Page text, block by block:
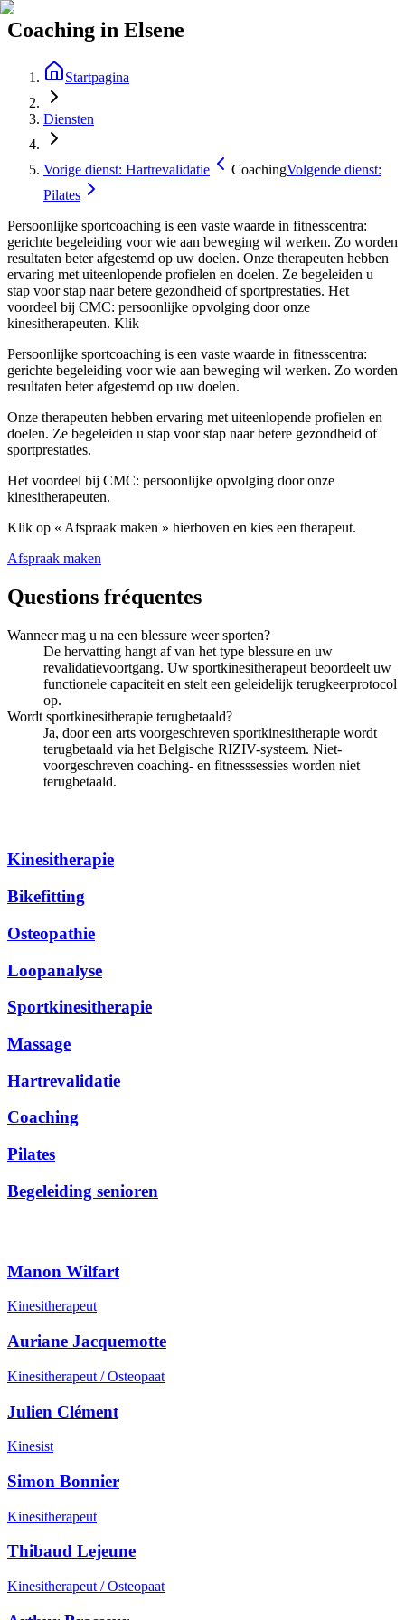
Coaching in Elsene
Startpagina
Diensten
Vorige dienst: Hartrevalidatie CoachingVolgende dienst:
Pilates
Persoonlijke sportcoaching is een vaste waarde in fitnesscentra:
gerichte begeleiding voor wie aan beweging wil werken. Zo worden
resultaten beter afgestemd op uw doelen. Onze therapeuten hebben
ervaring met uiteenlopende profielen en doelen. Ze begeleiden u
stap voor stap naar betere gezondheid of sportprestaties. Het
voordeel bij CMC: persoonlijke opvolging door onze
kinesitherapeuten. Klik
Persoonlijke sportcoaching is een vaste waarde in fitnesscentra:
gerichte begeleiding voor wie aan beweging wil werken. Zo worden
resultaten beter afgestemd op uw doelen.
Onze therapeuten hebben ervaring met uiteenlopende profielen en
doelen. Ze begeleiden u stap voor stap naar betere gezondheid of
sportprestaties.
Het voordeel bij CMC: persoonlijke opvolging door onze
kinesitherapeuten.
Klik op « Afspraak maken » hierboven en kies een therapeut.
Afspraak maken
Questions fréquentes
Wanneer mag u na een blessure weer sporten?
De hervatting hangt af van het type blessure en uw
revalidatievoortgang. Uw sportkinesitherapeut beoordeelt uw
functionele capaciteit en stelt een geleidelijk terugkeerprotocol
op.
Wordt sportkinesitherapie terugbetaald?
Ja, door een arts voorgeschreven sportkinesitherapie wordt
terugbetaald via het Belgische RIZIV-systeem. Niet-
voorgeschreven coaching- en fitnesssessies worden niet
terugbetaald.
Kinesitherapie
Bikefitting
Osteopathie
Loopanalyse
Sportkinesitherapie
Massage
Hartrevalidatie
Coaching
Pilates
Begeleiding senioren
Manon Wilfart
Kinesitherapeut
Auriane Jacquemotte
Kinesitherapeut / Osteopaat
Julien Clément
Kinesist
Simon Bonnier
Kinesitherapeut
Thibaud Lejeune
Kinesitherapeut / Osteopaat